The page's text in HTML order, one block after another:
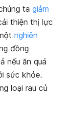
ta giảm
thiện thị lực
nghiên
đồng
nếu ăn quá
sức khỏe.
loại rau củ